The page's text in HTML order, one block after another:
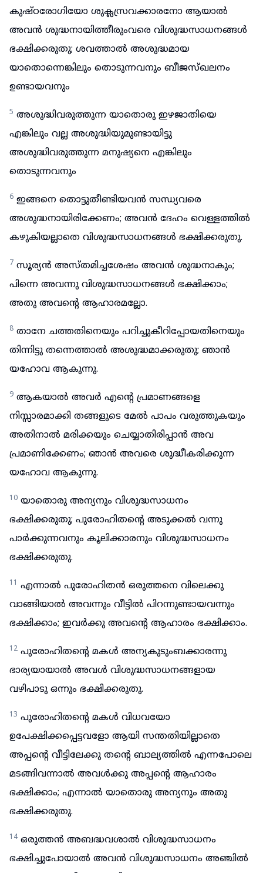
കുഷ്ഠരോഗിയോ ശുക്ലസ്രവക്കാരനോ ആയാൽ
അവൻ ശുദ്ധനായിത്തീരുംവരെ വിശുദ്ധസാധനങ്ങൾ
ഭക്ഷിക്കരുതു; ശവത്താൽ അശുദ്ധമായ
യാതൊന്നെങ്കിലും തൊടുന്നവനും ബീജസ്ഖലനം
ഉണ്ടായവനും
5 അശുദ്ധിവരുത്തുന്ന യാതൊരു ഇഴജാതിയെ
എങ്കിലും വല്ല അശുദ്ധിയുമുണ്ടായിട്ടു
അശുദ്ധിവരുത്തുന്ന മനുഷ്യനെ എങ്കിലും
തൊടുന്നവനും
6 ഇങ്ങനെ തൊട്ടുതീണ്ടിയവൻ സന്ധ്യവരെ
അശുദ്ധനായിരിക്കേണം; അവൻ ദേഹം വെള്ളത്തിൽ
കഴുകിയല്ലാതെ വിശുദ്ധസാധനങ്ങൾ ഭക്ഷിക്കരുതു.
7 സൂര്യൻ അസ്തമിച്ചശേഷം അവൻ ശുദ്ധനാകും;
പിന്നെ അവന്നു വിശുദ്ധസാധനങ്ങൾ ഭക്ഷിക്കാം;
അതു അവന്റെ ആഹാരമല്ലോ.
8 താനേ ചത്തതിനെയും പറിച്ചുകീറിപ്പോയതിനെയും
തിന്നിട്ടു തന്നെത്താൽ അശുദ്ധമാക്കരുതു; ഞാൻ
യഹോവ ആകുന്നു.
9 ആകയാൽ അവർ എന്റെ പ്രമാണങ്ങളെ
നിസ്സാരമാക്കി തങ്ങളുടെ മേൽ പാപം വരുത്തുകയും
അതിനാൽ മരിക്കയും ചെയ്യാതിരിപ്പാൻ അവ
പ്രമാണിക്കേണം; ഞാൻ അവരെ ശുദ്ധീകരിക്കുന്ന
യഹോവ ആകുന്നു.
10 യാതൊരു അന്യനും വിശുദ്ധസാധനം
ഭക്ഷിക്കരുതു; പുരോഹിതന്റെ അടുക്കൽ വന്നു
പാർക്കുന്നവനും കൂലിക്കാരനും വിശുദ്ധസാധനം
ഭക്ഷിക്കരുതു.
11 എന്നാൽ പുരോഹിതൻ ഒരുത്തനെ വിലെക്കു
വാങ്ങിയാൽ അവന്നും വീട്ടിൽ പിറന്നുണ്ടായവന്നും
ഭക്ഷിക്കാം; ഇവർക്കു അവന്റെ ആഹാരം ഭക്ഷിക്കാം.
12 പുരോഹിതന്റെ മകൾ അന്യകുടുംബക്കാരന്നു
ഭാര്യയായാൽ അവൾ വിശുദ്ധസാധനങ്ങളായ
വഴിപാടു ഒന്നും ഭക്ഷിക്കരുതു.
13 പുരോഹിതന്റെ മകൾ വിധവയോ
ഉപേക്ഷിക്കപ്പെട്ടവളോ ആയി സന്തതിയില്ലാതെ
അപ്പന്റെ വീട്ടിലേക്കു തന്റെ ബാല്യത്തിൽ എന്നപോലെ
മടങ്ങിവന്നാൽ അവൾക്കു അപ്പന്റെ ആഹാരം
ഭക്ഷിക്കാം; എന്നാൽ യാതൊരു അന്യനും അതു
ഭക്ഷിക്കരുതു.
14 ഒരുത്തൻ അബദ്ധവശാൽ വിശുദ്ധസാധനം
ഭക്ഷിച്ചുപോയാൽ അവൻ വിശുദ്ധസാധനം അഞ്ചിൽ